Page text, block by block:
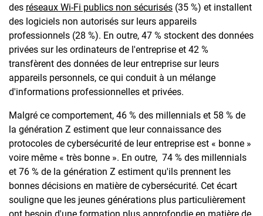
des réseaux Wi-Fi publics non sécurisés (35 %) et installent
des logiciels non autorisés sur leurs appareils
professionnels (28 %). En outre, 47 % stockent des données
privées sur les ordinateurs de l'entreprise et 42 %
transfèrent des données de leur entreprise sur leurs
appareils personnels, ce qui conduit à un mélange
d'informations professionnelles et privées.
Malgré ce comportement, 46 % des millennials et 58 % de
la génération Z estiment que leur connaissance des
protocoles de cybersécurité de leur entreprise est « bonne »
voire même « très bonne ». En outre, 74 % des millennials
et 76 % de la génération Z estiment qu'ils prennent les
bonnes décisions en matière de cybersécurité. Cet écart
souligne que les jeunes générations plus particulièrement